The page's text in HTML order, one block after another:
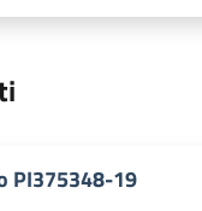
PI375348-19